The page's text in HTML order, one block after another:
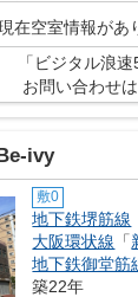
在空室情報があ
「ビジタル浪
お問い合わせ
ivy
敷0
地下鉄堺筋線
大阪環状線 「
地下鉄御堂筋
築22年